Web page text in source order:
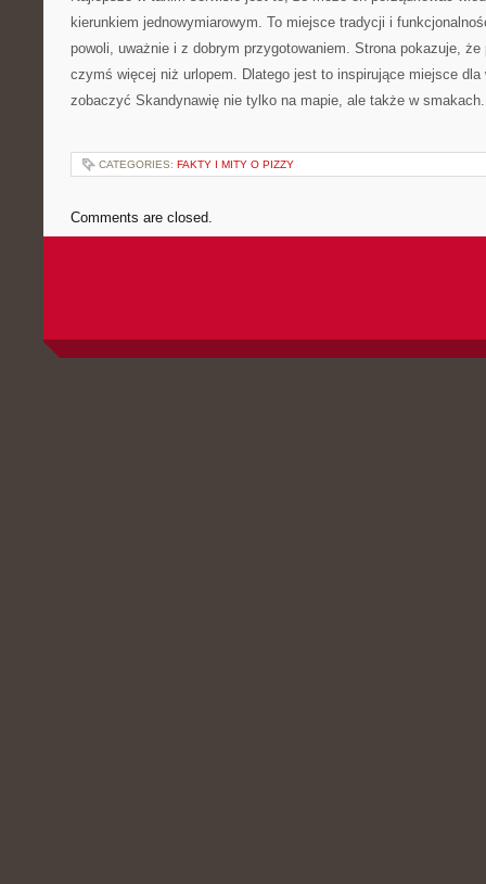
kierunkiem jednowymiarowym. To miejsce tradycji i
powoli, uważnie i z dobrym przygotowaniem. Strona pokazuje, że
czymś więcej niż urlopem. Dlatego jest to inspirujące miejsce
zobaczyć Skandynawię nie tylko na mapie, ale także w smakach.
CATEGORIES: FAKTY I MITY O PIZZY
Comments are closed.